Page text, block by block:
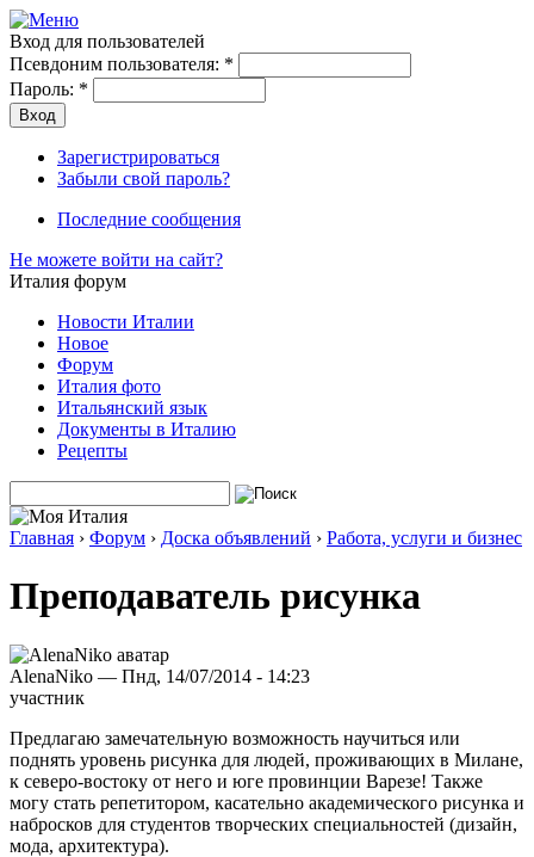
Вход для пользователей
Псевдоним пользователя: *
Пароль: *
Зарегистрироваться
Забыли свой пароль?
Последние сообщения
Не можете войти на сайт?
Италия форум
Новости Италии
Новое
Форум
Италия фото
Итальянский язык
Документы в Италию
Рецепты
Главная › Форум › Доска объявлений › Работа, услуги и бизнес
Преподаватель рисунка
AlenaNiko — Пнд, 14/07/2014 - 14:23
участник
Предлагаю замечательную возможность научиться или
поднять уровень рисунка для людей, проживающих в Милане,
к северо-востоку от него и юге провинции Варезе! Также
могу стать репетитором, касательно академического рисунка и
набросков для студентов творческих специальностей (дизайн,
мода, архитектура).